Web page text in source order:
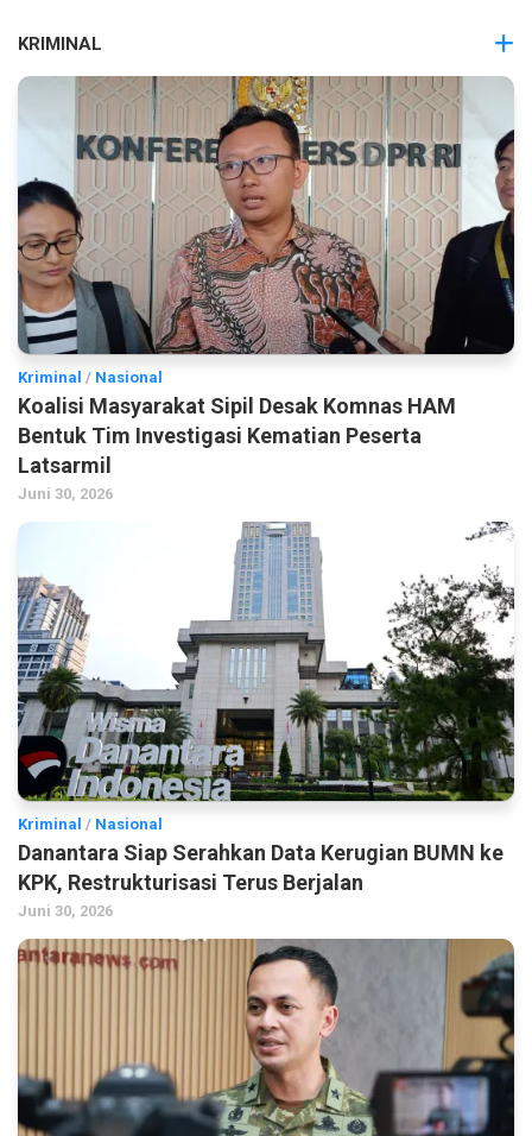
KRIMINAL
Kriminal / Nasional
Koalisi Masyarakat Sipil Desak Komnas HAM
Bentuk Tim Investigasi Kematian Peserta
Latsarmil
Juni 30, 2026
Kriminal / Nasional
Danantara Siap Serahkan Data Kerugian BUMN ke
KPK, Restrukturisasi Terus Berjalan
Juni 30, 2026